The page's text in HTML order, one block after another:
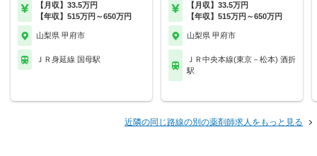
【月収】33.5万円
【年収】515万円～650万円
山梨県 甲府市
ＪＲ身延線 国母駅
【月収】33.5万円
【年収】515万円～650万円
山梨県 甲府市
ＪＲ中央本線(東京－松本) 酒折
駅
近隣の同じ路線の別の薬剤師求人をもっと見る